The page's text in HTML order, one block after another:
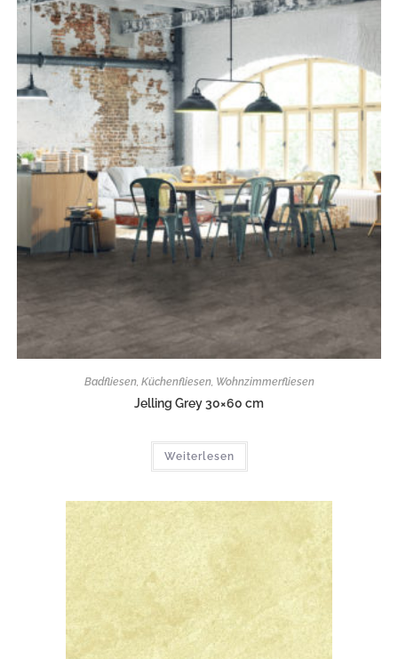
Badfliesen, Küchenfliesen, Wohnzimmerfliesen
Jelling Grey 30×60 cm
Weiterlesen